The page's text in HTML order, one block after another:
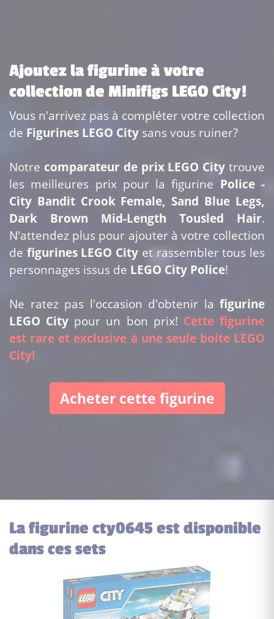
Ajoutez la figurine à votre
collection de Minifigs LEGO City!
Vous n'arrivez pas à compléter votre collection
de Figurines LEGO City sans vous ruiner?
Notre comparateur de prix LEGO City trouve
les meilleures prix pour la figurine Police -
City Bandit Crook Female, Sand Blue Legs,
Dark Brown Mid-Length Tousled Hair.
N'attendez plus pour ajouter à votre collection
de figurines LEGO City et rassembler tous les
personnages issus de LEGO City Police!
Ne ratez pas l'occasion d'obtenir la figurine
LEGO City pour un bon prix! Cette figurine
est rare et exclusive à une seule boite LEGO
City!
Acheter cette figurine
La figurine cty0645 est disponible
dans ces sets